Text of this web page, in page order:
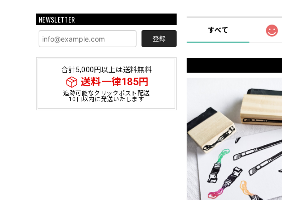
NEWSLETTER
登録
合計5,000円以上は送料無料
送料一律185円
追跡可能なクリックポスト配送
10日以内に発送いたします
すべて